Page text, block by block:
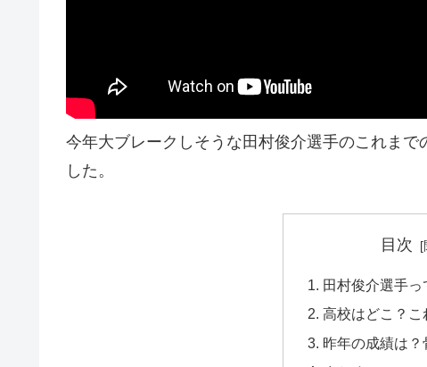
今年大ブレークしそうな田村俊介選手のこれま
した。
目次
田村俊介選手っ
高校はどこ？
昨年の成績は？